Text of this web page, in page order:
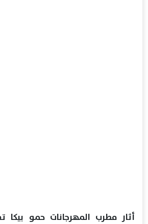
أثار مطرب المهرجانات حمو بيكا